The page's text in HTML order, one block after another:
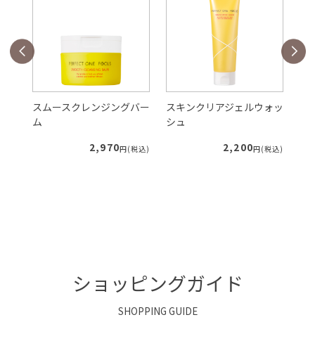
スムースクレンジングバー
ム
2,970円(税込)
スキンクリアジェルウォッ
シュ
2,200円(税込)
ショッピングガイド
SHOPPING GUIDE